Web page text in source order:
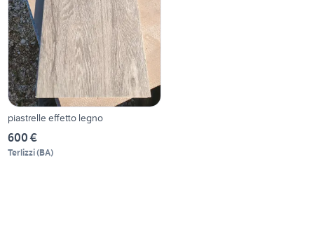
piastrelle effetto legno
600 €
Terlizzi(BA)